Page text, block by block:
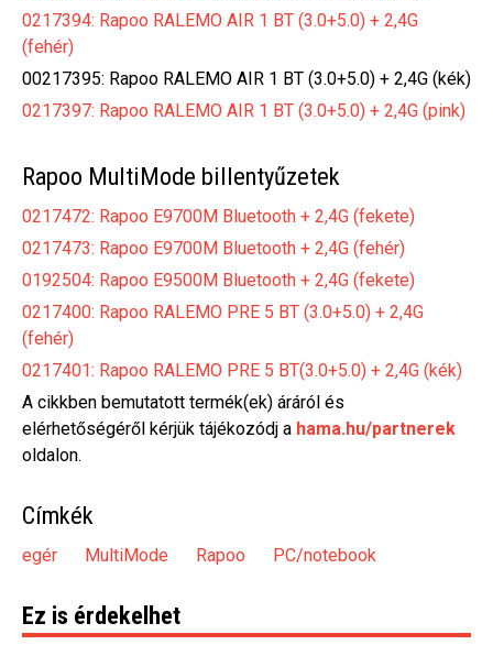
0217394: Rapoo RALEMO AIR 1 BT (3.0+5.0) + 2,4G
(fehér)
00217395: Rapoo RALEMO AIR 1 BT (3.0+5.0) + 2,4G (kék)
0217397: Rapoo RALEMO AIR 1 BT (3.0+5.0) + 2,4G (pink)
Rapoo MultiMode billentyűzetek
0217472: Rapoo E9700M Bluetooth + 2,4G (fekete)
0217473: Rapoo E9700M Bluetooth + 2,4G (fehér)
0192504: Rapoo E9500M Bluetooth + 2,4G (fekete)
0217400: Rapoo RALEMO PRE 5 BT (3.0+5.0) + 2,4G
(fehér)
0217401: Rapoo RALEMO PRE 5 BT(3.0+5.0) + 2,4G (kék)
A cikkben bemutatott termék(ek) áráról és
elérhetőségéről kérjük tájékozódj a hama.hu/partnerek
oldalon.
Címkék
egér MultiMode Rapoo PC/notebook
Ez is érdekelhet